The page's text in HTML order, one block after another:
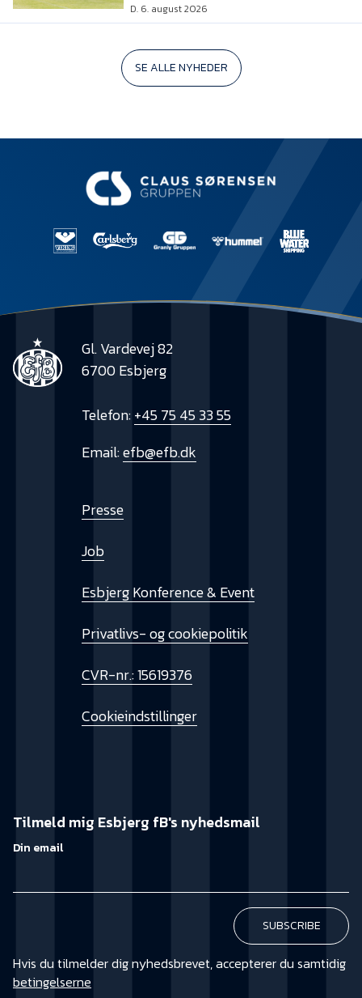
D. 6. august 2026
SE ALLE NYHEDER
Gl. Vardevej 82
6700 Esbjerg
Telefon:+45 75 45 33 55
Email:efb@efb.dk
Presse
Job
Esbjerg Konference & Event
Privatlivs- og cookiepolitik
CVR-nr.: 15619376
Cookieindstillinger
Tilmeld mig Esbjerg fB's nyhedsmail
Din email
Hvis du tilmelder dig nyhedsbrevet, accepterer du samtidig
betingelserne